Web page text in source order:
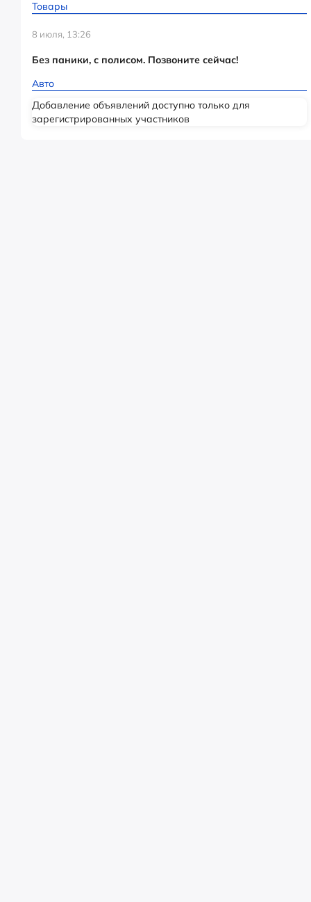
Товары
8 июля, 13:26
Без паники, с полисом. Позвоните сейчас!
Авто
Добавление объявлений доступно только для
зарегистрированных участников